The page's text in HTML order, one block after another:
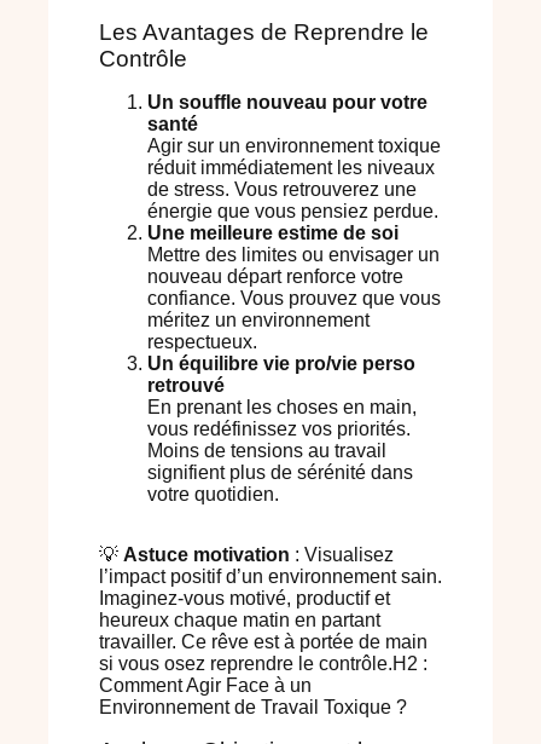
Les Avantages de Reprendre le
Contrôle
Un souffle nouveau pour votre
santé
Agir sur un environnement toxique
réduit immédiatement les niveaux
de stress. Vous retrouverez une
énergie que vous pensiez perdue.
Une meilleure estime de soi
Mettre des limites ou envisager un
nouveau départ renforce votre
confiance. Vous prouvez que vous
méritez un environnement
respectueux.
Un équilibre vie pro/vie perso
retrouvé
En prenant les choses en main,
vous redéfinissez vos priorités.
Moins de tensions au travail
signifient plus de sérénité dans
votre quotidien.
💡 Astuce motivation : Visualisez
l’impact positif d’un environnement sain.
Imaginez-vous motivé, productif et
heureux chaque matin en partant
travailler. Ce rêve est à portée de main
si vous osez reprendre le contrôle.H2 :
Comment Agir Face à un
Environnement de Travail Toxique ?